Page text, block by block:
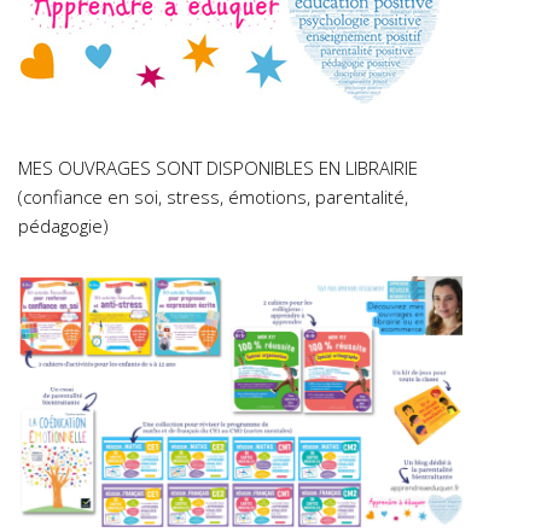
MES OUVRAGES SONT DISPONIBLES EN LIBRAIRIE
(confiance en soi, stress, émotions, parentalité,
pédagogie)